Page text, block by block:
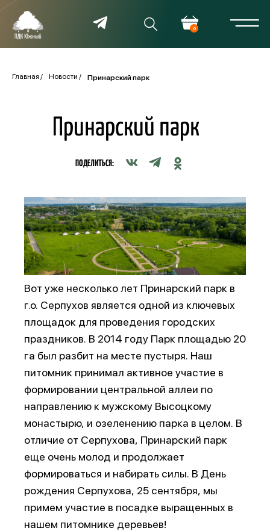
0
Главная Новости Принарский парк
Принарский парк
ПОДЕЛИТЬСЯ:
Вот уже несколько лет Принарский парк в
г.о. Серпухов является одной из ключевых
площадок для проведения городских
праздников. В 2014 году Парк площадью 20
га был разбит на месте пустыря. Наш
питомник принимал активное участие в
формировании центральной аллеи по
направлению к мужскому Высоцкому
монастырю, и озеленению парка в целом. В
отличие от Серпухова, Принарский парк
еще очень молод и продолжает
формироваться и набирать силы. В День
рождения Серпухова, 25 сентября, мы
примем участие в посадке выращенных в
нашем питомнике деревьев!